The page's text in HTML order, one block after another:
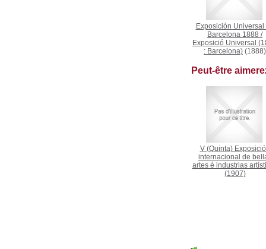
Exposición Universal
Barcelona 1888 /
Exposició Universal
: Barcelona) (1888)
Peut-être
V (Quinta)
internacional de
artes é industrias
(1907)